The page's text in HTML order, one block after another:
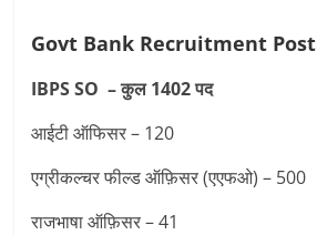
Govt Bank Recruitment Post
IBPS SO –कुल 1402 पद
आईटी ऑफिसर – 120
एग्रीकल्चर फील्ड ऑफ़िसर (एएफओ) – 500
राजभाषा ऑफ़िसर – 41